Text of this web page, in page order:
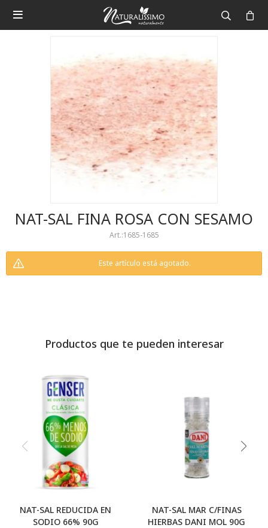

NAT-SAL FINA ROSA CON SESAMO
1685-1685
Este artículo está agotado.
Productos que te pueden interesar
NAT-SAL REDUCIDA EN
SODIO 66% 90G
NAT-SAL MAR C/FINAS
HIERBAS DANI MOL 90G